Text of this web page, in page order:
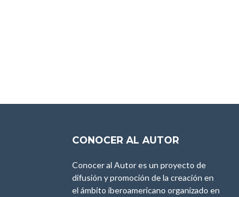
CONOCER AL AUTOR
Conocer al Autor es un proyecto de
difusión y promoción de la creación en
el ámbito iberoamericano organizado en